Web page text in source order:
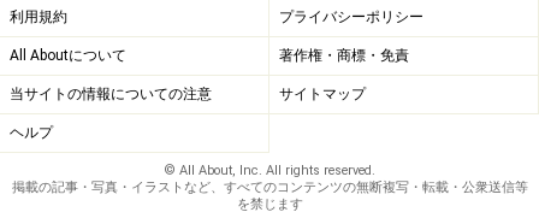
- Oliver Wendell Holmes
■愛は2つの体に宿る一つの魂である
― アリストテレス（哲学者）
Love is composed of a single soul inhabiting two
bodies.
利用規約 プライバシーポリシー
All Aboutについて 著作権・商標・免責
当サイトの情報についての注意 サイトマップ
ヘルプ
© All About, Inc. All rights reserved.
掲載の記事・写真・イラストなど、すべてのコンテンツの無断複写・転載・公衆送信等
を禁じます